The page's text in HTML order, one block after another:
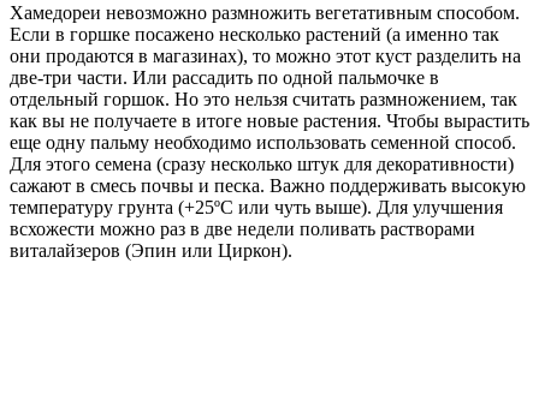
Хамедореи невозможно размножить вегетативным способом.
Если в горшке посажено несколько растений (а именно так
они продаются в магазинах), то можно этот куст разделить на
две-три части. Или рассадить по одной пальмочке в
отдельный горшок. Но это нельзя считать размножением, так
как вы не получаете в итоге новые растения. Чтобы вырастить
еще одну пальму необходимо использовать семенной способ.
Для этого семена (сразу несколько штук для декоративности)
сажают в смесь почвы и песка. Важно поддерживать высокую
температуру грунта (+25ºC или чуть выше). Для улучшения
всхожести можно раз в две недели поливать растворами
виталайзеров (Эпин или Циркон).